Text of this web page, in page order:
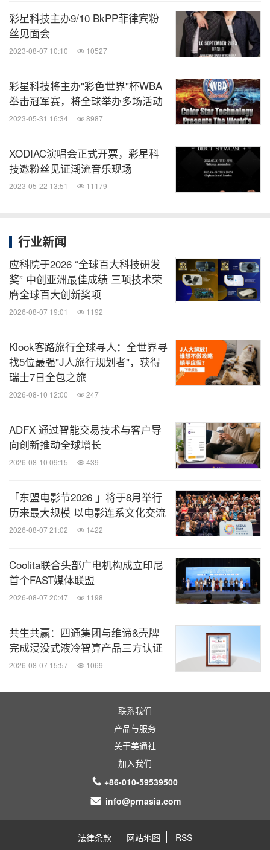
彩星科技主办9/10 BkPP菲律宾粉
丝见面会
2023-08-07 10:10 10527
彩星科技将主办"彩色世界"杯WBA
拳击冠军赛，将全球举办多场活动
2023-05-31 16:34 8987
XODIAC演唱会正式开票，彩星科
技邀粉丝见证潮流音乐现场
2023-05-22 13:51 11179
行业新闻
应科院于2026 “全球百大科技研发
奖” 中创亚洲最佳成绩 三项技术荣
膺全球百大创新奖项
2026-08-07 19:01 1192
Klook客路旅行全球寻人：全世界寻
找5位最强"J人旅行规划者"，获得
瑞士7日全包之旅
2026-08-10 12:00 247
ADFX 通过智能交易技术与客户导
向创新推动全球增长
2026-08-10 09:15 439
「东盟电影节2026 」将于8月举行
历来最大规模 以电影连系文化交流
2026-08-07 21:02 1422
Coolita联合头部广电机构成立印尼
首个FAST媒体联盟
2026-08-07 20:47 1198
共生共赢：四通集团与维谛&壳牌
完成浸没式液冷智算产品三方认证
2026-08-07 15:57 1069
联系我们
产品与服务
关于美通社
加入我们
+86-010-59539500
info@prnasia.com
法律条款 网站地图 RSS